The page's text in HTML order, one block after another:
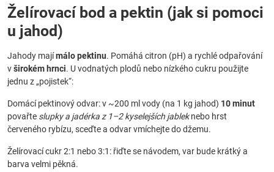
Želírovací bod a pektin (jak si pomoci
u jahod)
Jahody majímálo pektinu. Pomáhá citron (pH) a rychlé odpařování
vširokém hrnci. U vodnatých plodů nebo nízkého cukru použijte
jednu z „pojistek“:
Domácí pektinový odvar: v ~200 ml vody (na 1 kg jahod) 10 minut
povařte slupky a jadérka z 1–2 kyselejších jableknebo hrst
červeného rybízu, sceďte a odvar vmíchejte do džemu.
Želírovací cukr 2:1 nebo 3:1: řiďte se návodem, var bude krátký a
barva velmi pěkná.